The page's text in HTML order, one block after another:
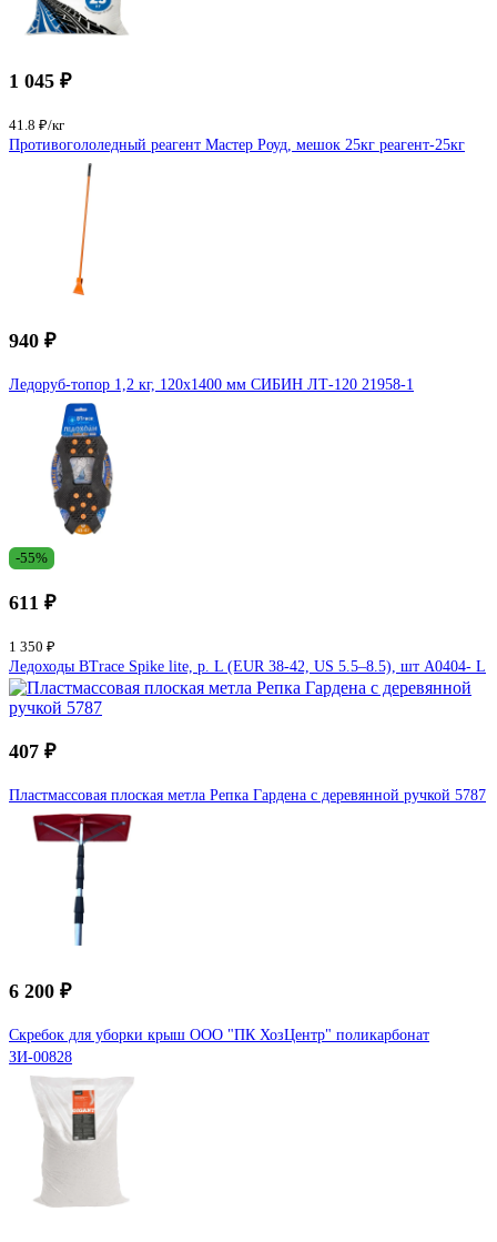
1 045 ₽
41.8 ₽/кг
Противогололедный реагент Мастер Роуд, мешок 25кг реагент-25кг
940 ₽
Ледоруб-топор 1,2 кг, 120х1400 мм СИБИН ЛТ-120 21958-1
-55%
611 ₽
1 350 ₽
Ледоходы BTrace Spike lite, р. L (EUR 38-42, US 5.5–8.5), шт A0404- L
407 ₽
Пластмассовая плоская метла Репка Гардена с деревянной ручкой 5787
6 200 ₽
Скребок для уборки крыш ООО "ПК ХозЦентр" поликарбонат
ЗИ-00828